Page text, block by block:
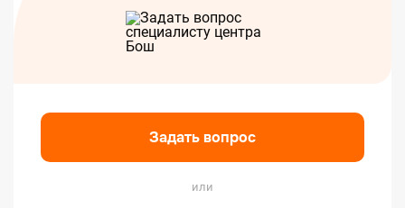
Задать вопрос
или